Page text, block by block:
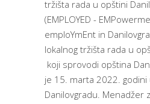
tržišta rada u opštini
(EMPLOYED -
emploYmEnt in
lokalnog tržišta rada u
koji sprovodi opština
je 15. marta 2022. godini
Danilovgradu. Menadžer